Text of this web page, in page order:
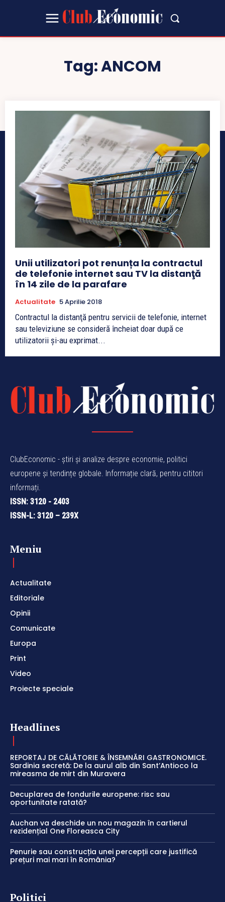
Tag:ANCOM
Unii utilizatori pot renunța la contractul
de telefonie internet sau TV la distanţă
în 14 zile de la parafare
Actualitate 5 Aprilie 2018
Contractul la distanţă pentru servicii de telefonie, internet
sau televiziune se consideră încheiat doar după ce
utilizatorii şi-au exprimat...
ClubEconomic - știri și analize despre economie, politici
europene și tendințe globale. Informație clară, pentru cititori
informați.
ISSN: 3120 - 2403
ISSN-L: 3120 – 239X
Meniu
Actualitate
Editoriale
Opinii
Comunicate
Europa
Print
Video
Proiecte speciale
Headlines
REPORTAJ DE CĂLĂTORIE & ÎNSEMNĂRI GASTRONOMICE.
Sardinia secretă: De la aurul alb din Sant’Antioco la
mireasma de mirt din Muravera
Decuplarea de fondurile europene: risc sau
oportunitate ratată?
Auchan va deschide un nou magazin în cartierul
rezidențial One Floreasca City
Penurie sau construcția unei percepții care justifică
prețuri mai mari în România?
Politici